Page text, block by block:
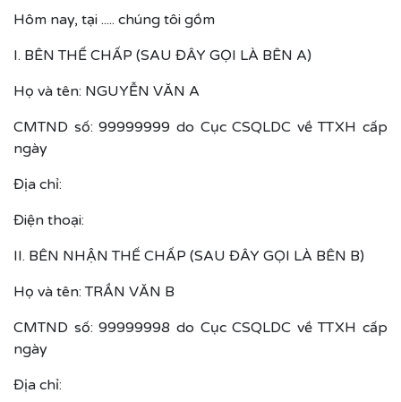
Hôm nay, tại ..... chúng tôi gồm
I. BÊN THẾ CHẤP (SAU ĐÂY GỌI LÀ BÊN A)
Họ và tên: NGUYỄN VĂN A
CMTND số: 99999999 do Cục CSQLDC về TTXH cấp
ngày
Địa chỉ:
Điện thoại:
II. BÊN NHẬN THẾ CHẤP (SAU ĐÂY GỌI LÀ BÊN B)
Họ và tên: TRẦN VĂN B
CMTND số: 99999998 do Cục CSQLDC về TTXH cấp
ngày
Địa chỉ: